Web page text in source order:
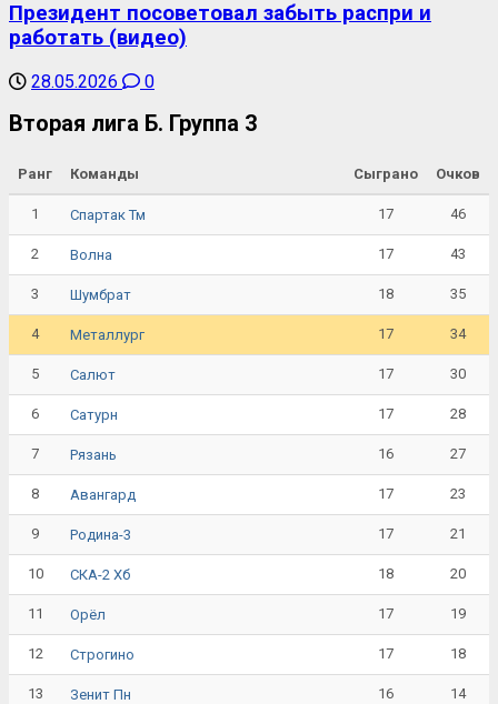
Президент посоветовал забыть распри и
работать (видео)
28.05.2026 0
Вторая лига Б. Группа 3
Ранг Команды Сыграно Очков
1 Спартак Тм 17 46
2 Волна 17 43
3 Шумбрат 18 35
4 Металлург 17 34
5 Салют 17 30
6 Сатурн 17 28
7 Рязань 16 27
8 Авангард 17 23
9 Родина-3 17 21
10 СКА-2 Хб 18 20
11 Орёл 17 19
12 Строгино 17 18
13 Зенит Пн 16 14